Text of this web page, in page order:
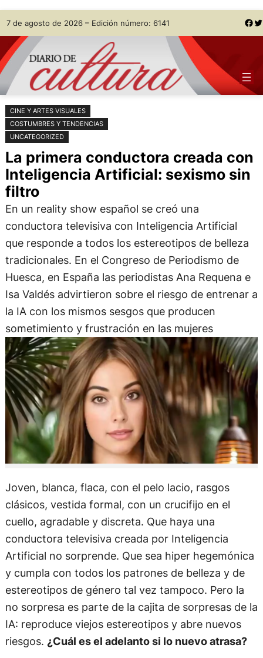
Saltar
al
contenido
Skip
to
content
7 de agosto de 2026 – Edición número: 6141 Facebook Twitter
CINE Y ARTES VISUALES
COSTUMBRES Y TENDENCIAS
UNCATEGORIZED
La primera conductora creada con
Inteligencia Artificial: sexismo sin
filtro
En un reality show español se creó una
conductora televisiva con Inteligencia Artificial
que responde a todos los estereotipos de belleza
tradicionales. En el Congreso de Periodismo de
Huesca, en España las periodistas Ana Requena e
Isa Valdés advirtieron sobre el riesgo de entrenar a
la IA con los mismos sesgos que producen
sometimiento y frustración en las mujeres
Joven, blanca, flaca, con el pelo lacio, rasgos
clásicos, vestida formal, con un crucifijo en el
cuello, agradable y discreta. Que haya una
conductora televisiva creada por Inteligencia
Artificial no sorprende. Que sea hiper hegemónica
y cumpla con todos los patrones de belleza y de
estereotipos de género tal vez tampoco. Pero la
no sorpresa es parte de la cajita de sorpresas de la
IA: reproduce viejos estereotipos y abre nuevos
riesgos. ¿Cuál es el adelanto si lo nuevo atrasa?